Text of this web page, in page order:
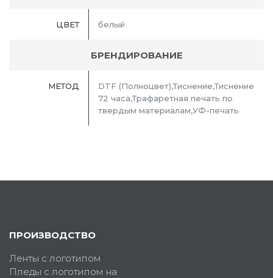
ЦВЕТ белый
БРЕНДИРОВАНИЕ
МЕТОД
DTF (Полноцвет),Тиснение,Тиснение
72 часа,Трафаретная печать по
твердым материалам,УФ-печать
ПРОИЗВОДСТВО
Ленты с логотипом
Пледы с логотипом на